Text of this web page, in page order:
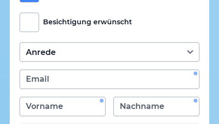
Besichtigung erwünscht